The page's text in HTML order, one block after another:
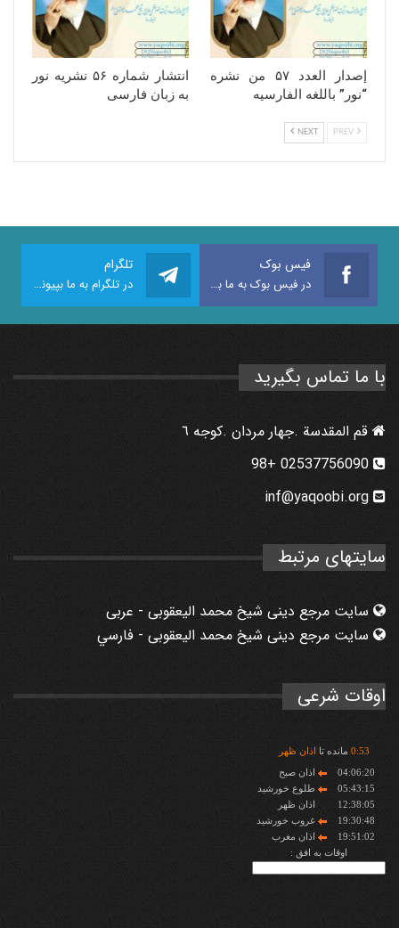
إصدار العدد ۵۷ من نشره
“نور” باللغه الفارسیه
انتشار شماره ۵۶ نشریه نور
به زبان فارسی
NEXT
فیس بوک
در فیس بوک به ما بپیوندید
تلگرام
در تلگرام به ما بپیوندید
با ما تماس بگیرید
قم المقدسة .جهار مردان .كوجه ٦
inf@yaqoobi.org
سایتهای مرتبط
سایت مرجع دینی شیخ محمد الیعقوبی - عربی
سایت مرجع دینی شیخ محمد الیعقوبی - فارسي
اوقات شرعی
0:53 مانده تا اذان ظهر
04:06:20
اذان صبح
05:43:15
طلوع خورشید
12:38:05
اذان ظهر
19:30:48
غروب خورشید
19:51:02
اذان مغرب
اوقات به افق :